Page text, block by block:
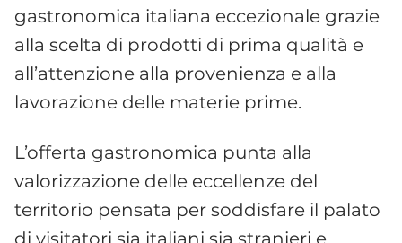
gastronomica italiana eccezionale grazie
alla scelta di prodotti di prima qualità e
all’attenzione alla provenienza e alla
lavorazione delle materie prime.
L’offerta gastronomica punta alla
valorizzazione delle eccellenze del
territorio pensata per soddisfare il palato